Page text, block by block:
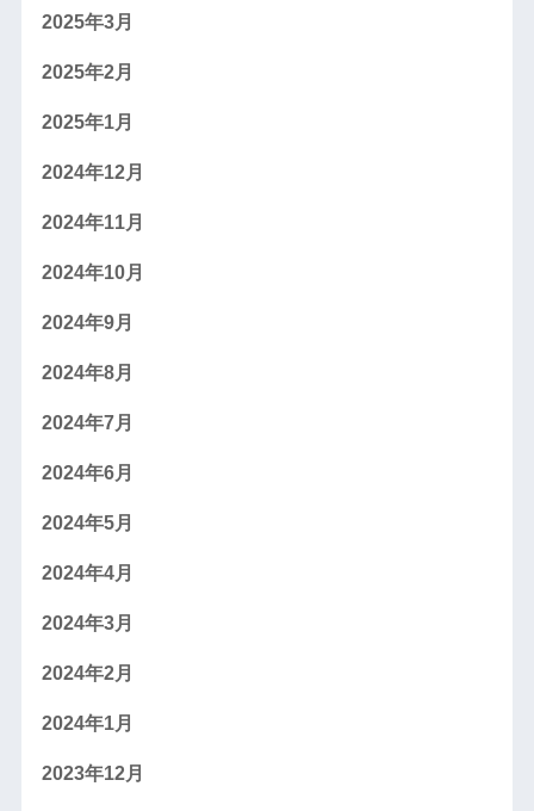
2025年3月
2025年2月
2025年1月
2024年12月
2024年11月
2024年10月
2024年9月
2024年8月
2024年7月
2024年6月
2024年5月
2024年4月
2024年3月
2024年2月
2024年1月
2023年12月